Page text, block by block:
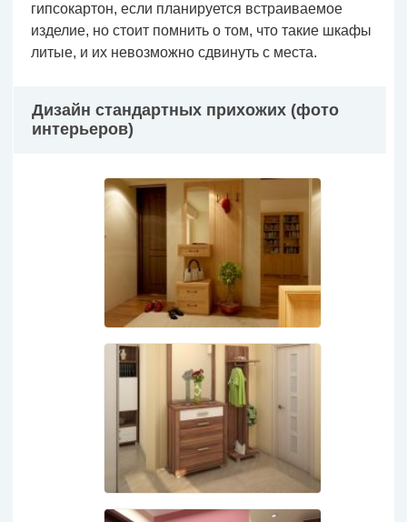
гипсокартон, если планируется встраиваемое
изделие, но стоит помнить о том, что такие шкафы
литые, и их невозможно сдвинуть с места.
Дизайн стандартных прихожих (фото
интерьеров)